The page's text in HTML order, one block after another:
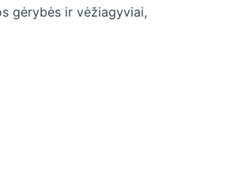
gėrybės ir vėžiagyviai,